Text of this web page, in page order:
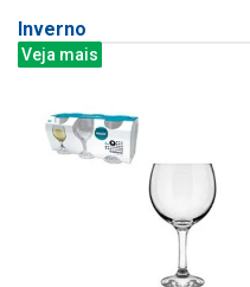
Inverno
Veja mais